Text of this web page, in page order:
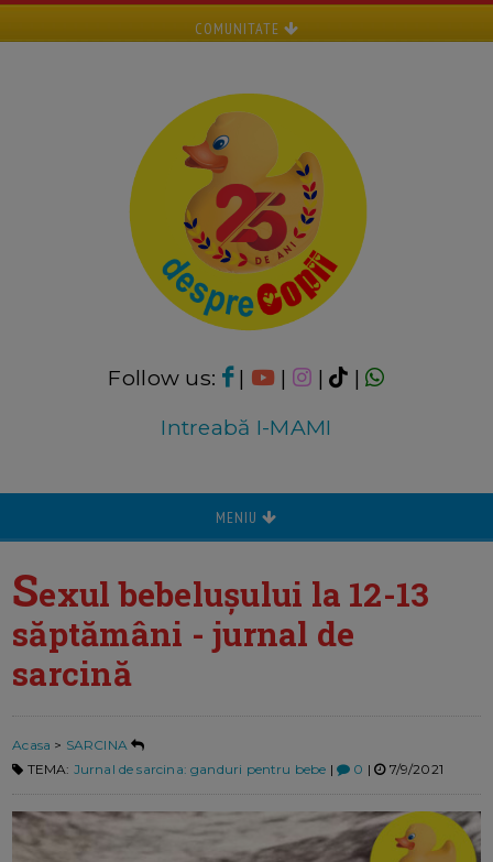
COMUNITATE
Follow us: | | |
|
Intreabă I-MAMI
MENIU
Sexul bebelușului la 12-13
săptămâni - jurnal de
sarcină
Acasa > SARCINA
TEMA: Jurnal de sarcina: ganduri pentru bebe | 0 | 7/9/2021